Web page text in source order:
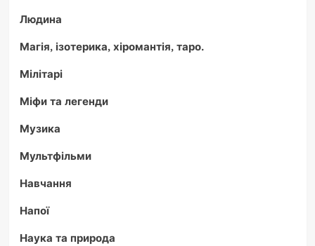
Людина
Магія, ізотерика, хіромантія, таро.
Мілітарі
Міфи та легенди
Музика
Мультфільми
Навчання
Напої
Наука та природа